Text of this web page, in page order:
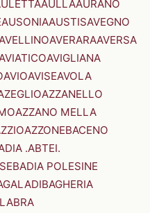
AULLAAURANO
AUSONIAAUSTISAVEGNO
AVERARAAVERSA
AVIGLIANA
AVIOAVISEAVOLA
AZZANELLO
AZZANO MELLA
AZZONEBACENO
.ABTEI.
BADIA POLESINE
BAGHERIA